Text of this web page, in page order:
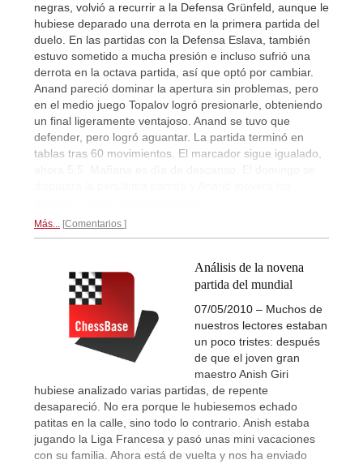
negras, volvió a recurrir a la Defensa Grünfeld, aunque le
hubiese deparado una derrota en la primera partida del
duelo. En las partidas con la Defensa Eslava, también
estuvo sometido a mucha presión e incluso sufrió una
derrota en la octava partida, así que optó por cambiar.
Anand pareció dominar la apertura sin problemas, pero
en el medio juego Topalov logró presionarle, obteniendo
un final ligeramente ventajoso. Anand se tuvo que
defender, pero logró aguantar. La partida terminó en
tablas tras 60 movimientos. El marcador sigue igualado,
Más... Comentarios
Análisis de la novena
partida del mundial
07/05/2010 – Muchos de
nuestros lectores estaban
un poco tristes: después
de que el joven gran
maestro Anish Giri
hubiese analizado varias partidas, de repente
desapareció. No era porque le hubiesemos echado
patitas en la calle, sino todo lo contrario. Anish estaba
jugando la Liga Francesa y pasó unas mini vacaciones
con su familia. Ahora está de vuelta y nos ha enviado